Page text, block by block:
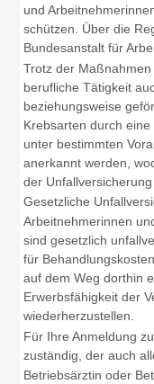
und
schützen. Über die
Bundesanstalt für
Trotz der
berufliche Tätigkeit
beziehungsweise
Krebsarten durch
unter bestimmten
anerkannt werden,
der Unfallversicherung
Gesetzliche
Arbeitnehmerinnen
sind gesetzlich
für
auf dem Weg dorthin
Erwerbsfähigkeit der
wiederherzustellen.
Für Ihre Anmeldung
zuständig, der auch
Betriebsärztin oder